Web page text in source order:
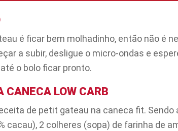
é ficar bem molhadinho, então não é
a subir, desligue o micro-ondas e
o bolo ficar pronto.
CANECA LOW CARB
de petit gateau na caneca fit. Sendo
cacau), 2 colheres (sopa) de farinha de